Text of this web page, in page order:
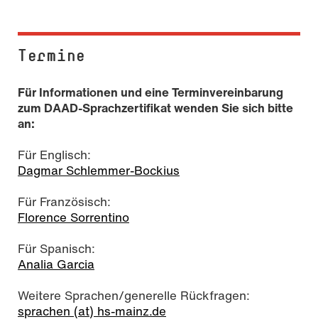
Termine
Für Informationen und eine Terminvereinbarung
zum DAAD-Sprachzertifikat wenden Sie sich bitte
an:
Für Englisch:
Dagmar Schlemmer-Bockius
Für Französisch:
Florence Sorrentino
Für Spanisch:
Analia Garcia
Weitere Sprachen/generelle Rückfragen:
sprachen (at) hs-mainz.de